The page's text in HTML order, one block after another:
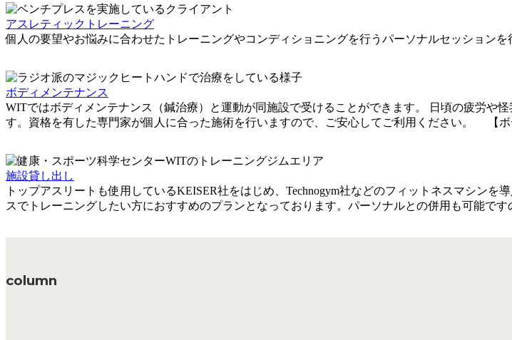
アスレティックトレーニング
個人の要望やお悩みに合わせたトレーニングやコンディショニングを行うパーソナルセッションを
ボディメンテナンス
WITではボディメンテナンス（鍼治療）と運動が同施設で受けることができます。 日頃の疲労や
す。資格を有した専門家が個人に合った施術を行いますので、ご安心してご利用ください。 【
施設貸し出し
トップアスリートも使用しているKEISER社をはじめ、Technogym社などのフィットネスマシン
スでトレーニングしたい方におすすめのプランとなっております。パーソナルとの併用も可能で
column